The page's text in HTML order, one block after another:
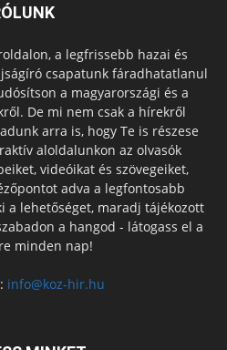
a legfrissebb hazai és
csapatunk fáradhatatlanul
a magyarországi és a
De mi nem csak a hírekről
arra is, hogy Te is részese
aloldalunkon az olvasók
videóikat és szövegeiket,
adva a legfontosabb
a lehetőséget, maradj tájékozott
a hangod - látogass el a
minden nap!
info@koz-hir.hu